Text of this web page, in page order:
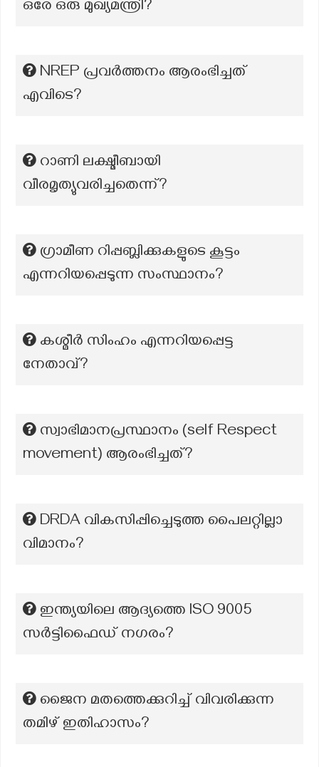
ഒരേ ഒരു മുഖ്യമന്ത്രി?
NREP പ്രവര്‍ത്തനം ആരംഭിച്ചത്
എവിടെ?
റാണി ലക്ഷ്മീബായി
വീരമൃത്യുവരിച്ചതെന്ന്?
ഗ്രാമീണ റിപ്പബ്ലിക്കുകളുടെ കൂട്ടം
എന്നറിയപ്പെടുന്ന സംസ്ഥാനം?
കശ്മീർ സിംഹം എന്നറിയപ്പെട്ട
നേതാവ്?
സ്വാഭിമാനപ്രസ്ഥാനം (self Respect
movement) ആരംഭിച്ചത്?
DRDA വികസിപ്പിച്ചെടുത്ത പൈലറ്റില്ലാ
വിമാനം?
ഇന്ത്യയിലെ ആദ്യത്തെ lSO 9005
സർട്ടിഫൈഡ് നഗരം?
ജൈന മതത്തെക്കുറിച്ച് വിവരിക്കുന്ന
തമിഴ് ഇതിഹാസം?